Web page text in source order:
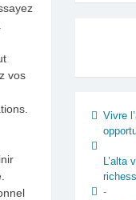
vos
Vivre
L’alta
-